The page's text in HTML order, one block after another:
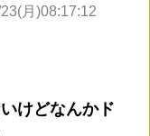
月)08:17:12
けどなんかド